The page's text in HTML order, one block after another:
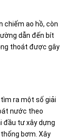
chiếm ao hồ, còn
dẫn đến bít
thoát được gây
ra một số giải
nước theo
đầu tư xây dựng
bơm. Xây